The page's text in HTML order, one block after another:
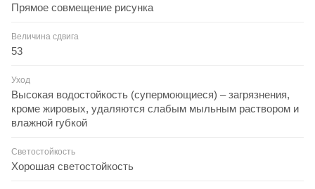
Прямое совмещение рисунка
Величина сдвига
53
Уход
Высокая водостойкость (супермоющиеся) – загрязнения,
кроме жировых, удаляются слабым мыльным раствором и
влажной губкой
Светостойкость
Хорошая светостойкость